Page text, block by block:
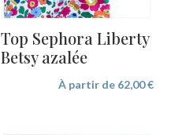
Top Sephora Liberty
Betsy azalée
À partir de 62,00€